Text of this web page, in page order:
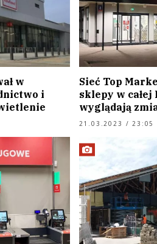
w
i
Sieć Top
sklepy w całej
wyglądają
21.03.2023 / 23:05